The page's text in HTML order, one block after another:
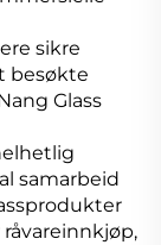
sikre
besøkte
Glass
samarbeid